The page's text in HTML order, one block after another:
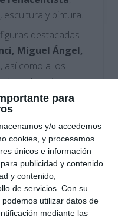
para
y/o accedemos
cookies, y procesamos
únicos e información
publicidad y contenido
y contenido,
de servicios. Con su
utilizar datos de
mediante las
y pintura.
destacadas
Miguel Ángel,
, así como a los
de la época.
técnicas de
la
de contenidos